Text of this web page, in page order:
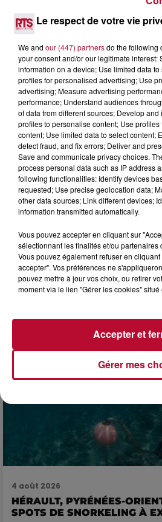
NÎMES : « LE RÊVE DU
LES ARÈNES CES 3...
Après un franc succès l'été dernier,
du gladiateur » revient illuminer
7 et 8 août. Une fresque nocturne...
4 août 2026
FÊTE DE LA POLYNÉSIE À
4 août 2026
HÉRAULT, PYRÉNÉES-
SPOTS DE SNORKELING À
Le respect de votre vie
We and our (447) partnersdo the following
your consent and/or our legitimate interest:
information on a device; Use limited data
profiles for personalised advertising; Use
advertising; Measure advertising
performance; Understand audiences
of data from different sources; Develop
profiles to personalise content; Use
content; Use limited data to select content;
detect fraud, and fix errors; Deliver and
Save and communicate privacy choices.
process personal data such as IP address
following functionalities: Identify devices
requested; Use precise geolocation data;
other data sources; Link different devices;
information transmitted automatically.
Vous pouvez accepter en cliquant sur
sélectionnant les finalités et/ou partenaires
Vous pouvez également refuser en
accepter". Vos préférences ne
pouvez mettre à jour vos choix, ou retirer
moment via le lien "Gérer les cookies"
Gérer mes
Accepter et